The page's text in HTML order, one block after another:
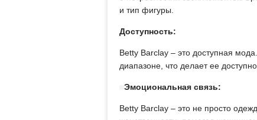
и тип фигуры.
Доступность:
Betty Barclay – это доступная
диапазоне, что делает ее
Эмоциональная связь:
Betty Barclay – это не просто